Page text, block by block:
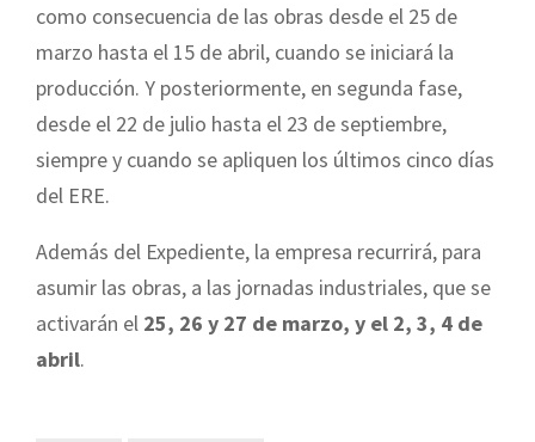
como consecuencia de las obras desde el 25 de
marzo hasta el 15 de abril, cuando se iniciará la
producción. Y posteriormente, en segunda fase,
desde el 22 de julio hasta el 23 de septiembre,
siempre y cuando se apliquen los últimos cinco días
del ERE.
Además del Expediente, la empresa recurrirá, para
asumir las obras, a las jornadas industriales, que se
activarán el 25, 26 y 27 de marzo, y el 2, 3, 4 de
abril.